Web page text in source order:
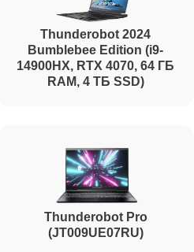
Thunderobot 2024
Bumblebee Edition (i9-
14900HX, RTX 4070, 64 ГБ
RAM, 4 ТБ SSD)
Thunderobot Pro
(JT009UE07RU)